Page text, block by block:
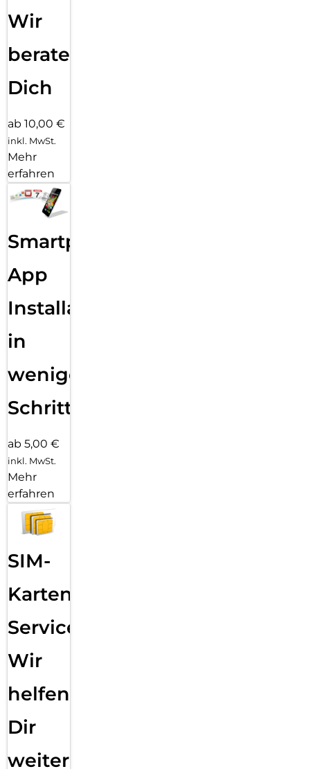
Wir
beraten
Dich
ab 10,00 €
inkl. MwSt.
Mehr
erfahren
Smartphone
App
Installation
in
wenigen
Schritten
ab 5,00 €
inkl. MwSt.
Mehr
erfahren
SIM-
Karten
Service:
Wir
helfen
Dir
weiter